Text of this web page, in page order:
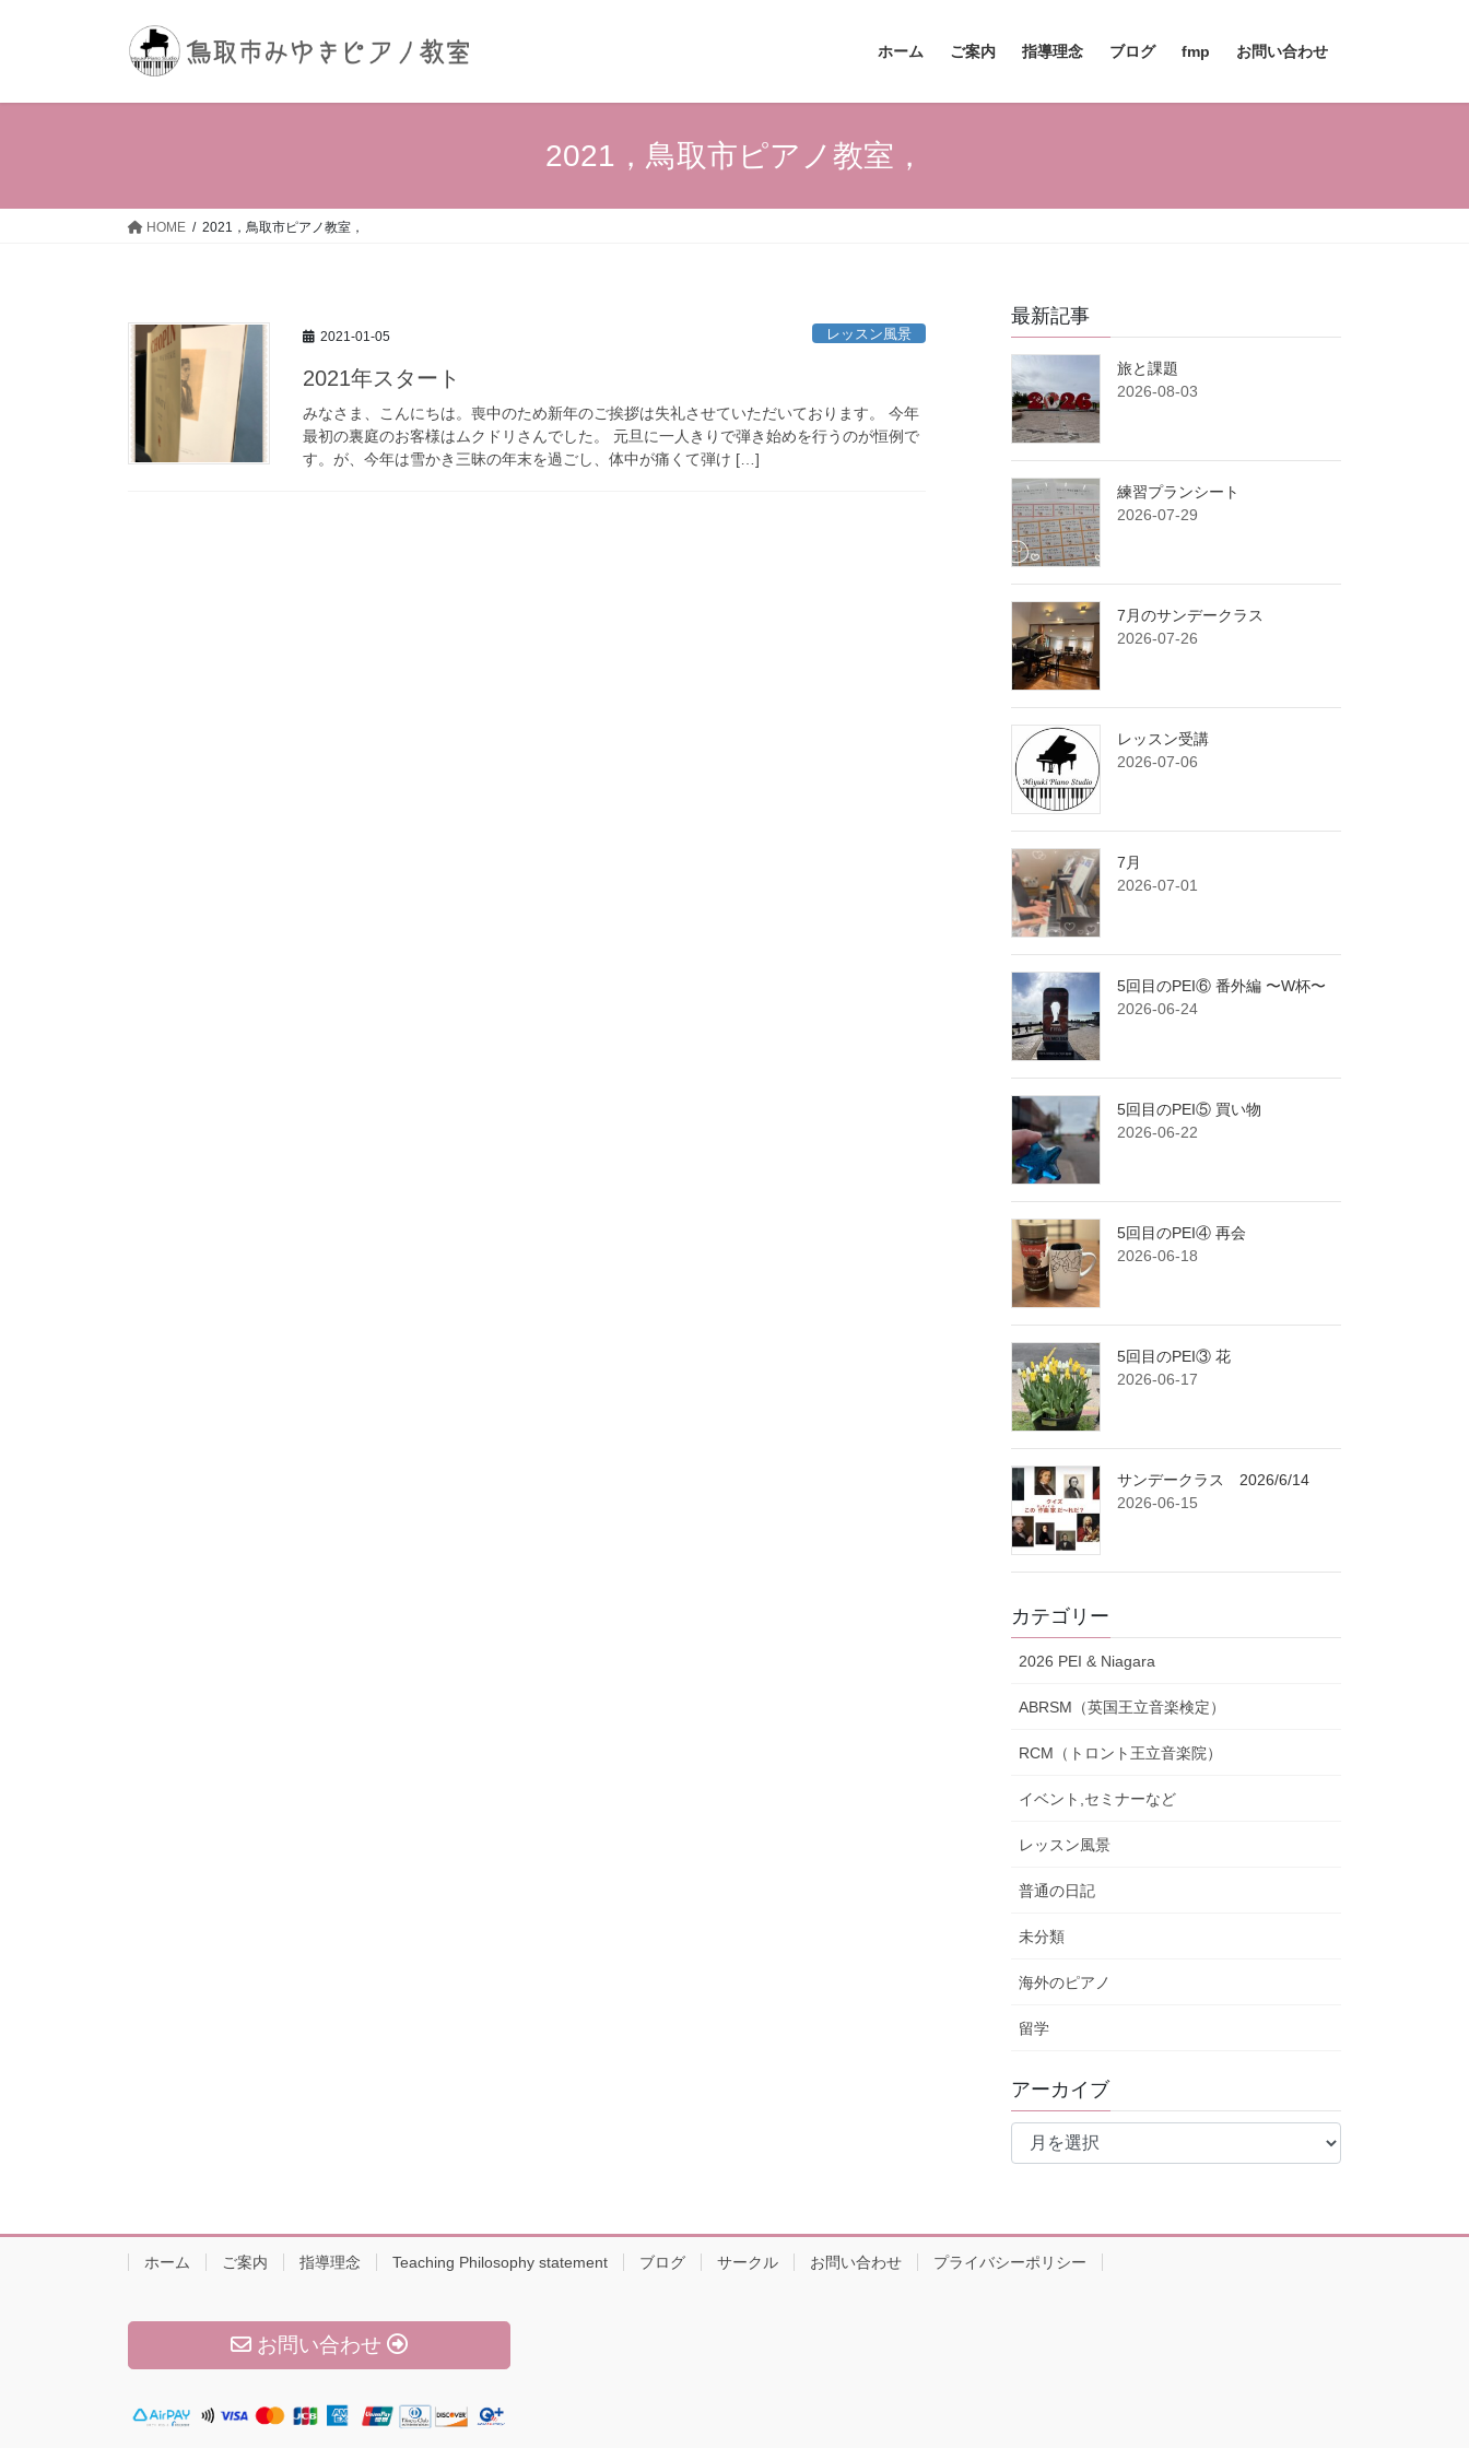
ホーム ご案内 指導理念 ブログ fmp お問い合わせ
2021，鳥取市ピアノ教室，
HOME 2021，鳥取市ピアノ教室，
2021-01-05 レッスン風景
2021年スタート
みなさま、こんにちは。喪中のため新年のご挨拶は失礼させていただいております。 今年
最初の裏庭のお客様はムクドリさんでした。 元旦に一人きりで弾き始めを行うのが恒例で
す。が、今年は雪かき三昧の年末を過ごし、体中が痛くて弾け […]
最新記事
旅と課題
2026-08-03
練習プランシート
2026-07-29
7月のサンデークラス
2026-07-26
レッスン受講
2026-07-06
7月
2026-07-01
5回目のPEI⑥ 番外編 〜W杯〜
2026-06-24
5回目のPEI⑤ 買い物
2026-06-22
5回目のPEI④ 再会
2026-06-18
5回目のPEI③ 花
2026-06-17
サンデークラス 2026/6/14
2026-06-15
カテゴリー
2026 PEI & Niagara
ABRSM（英国王立音楽検定）
RCM（トロント王立音楽院）
イベント,セミナーなど
レッスン風景
普通の日記
未分類
海外のピアノ
留学
アーカイブ
ア
ホーム ご案内 指導理念 Teaching Philosophy statement ブログ サークル お問い合わせ プライバシーポリシー
お問い合わせ